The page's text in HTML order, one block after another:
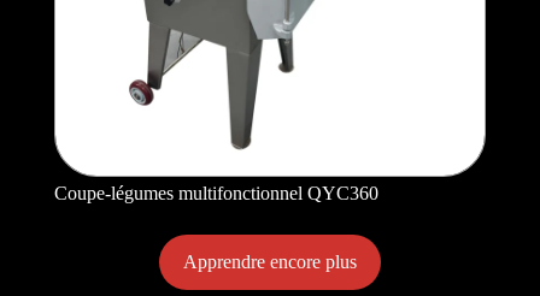
Coupe-légumes multifonctionnel QYC360
Apprendre encore plus